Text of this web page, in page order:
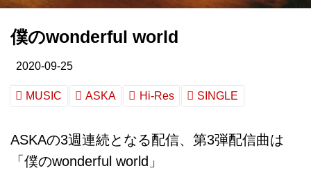
僕のwonderful world
2020-09-25
MUSIC ASKA Hi-Res SINGLE
ASKAの3週連続となる配信、第3弾配信曲は
「僕のwonderful world」